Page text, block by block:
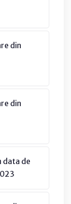
din
din
data de